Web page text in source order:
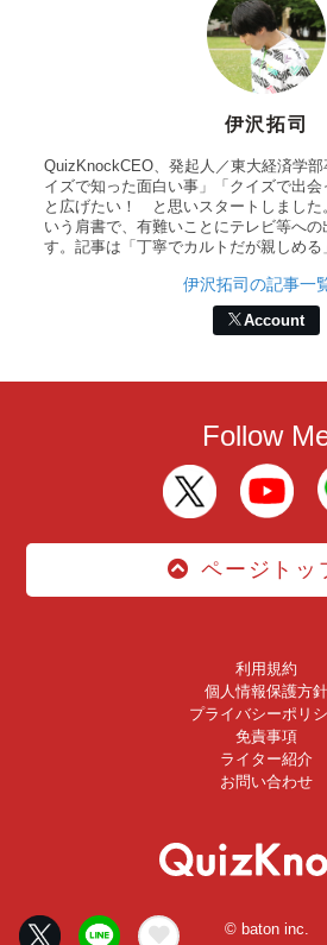
伊沢拓司
QuizKnockCEO、発起人／東大経済学
イズで知った面白い事」「クイズで出
と広げたい！ と思いスタートしました
いう肩書で、有難いことにテレビ等への
す。記事は「丁寧でカルトだが親しめる
伊沢拓司の記事一
Account
Follow
ページトッ
利用規約
個人情報保護方針
プライバシーポリ
免責事項
ライター紹介
お問い合わせ
© baton inc.